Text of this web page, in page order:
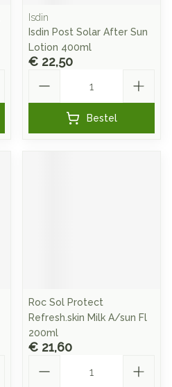
Isdin
Isdin Post Solar After Sun
Lotion 400ml
€ 22,50
Bestel
Roc Sol Protect
Refresh.skin Milk A/sun Fl
200ml
€ 21,60